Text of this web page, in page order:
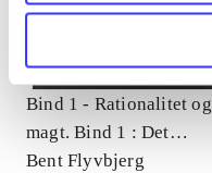
Bind 1 - Rationalitet og
magt. Bind 1 : Det
konkretes videnskab
Bent Flyvbjerg